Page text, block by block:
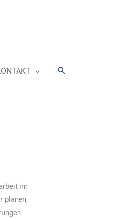
Suchen
im
planen,